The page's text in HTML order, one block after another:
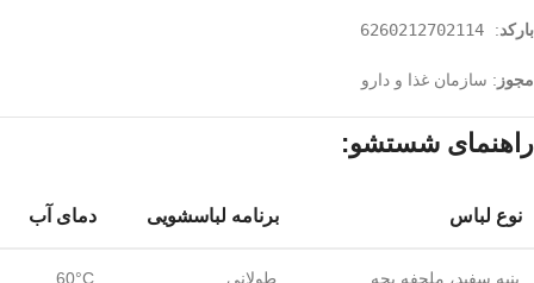
بارکد:
6260212702114
مجوز : سازمان غذا و دارو
راهنمای شستشو:
نوع لباس برنامه لباسشویی دمای آب
پنبه سفید، ملحفه بچه طولانی 60°C